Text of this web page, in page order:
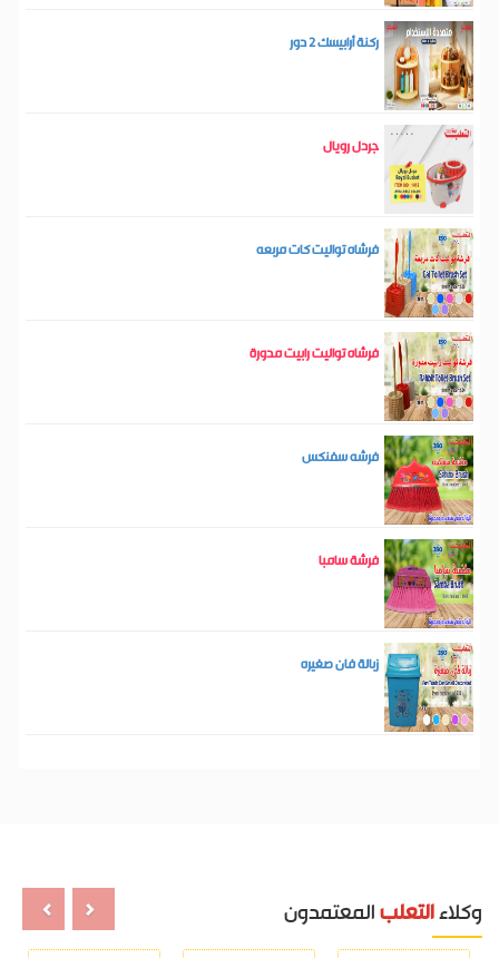
ركنة أرابيسك 2 دور
جردل رويال
فرشاه تواليت كات مربعه
فرشاه تواليت رابيت مدورة
فرشه سفنكس
فرشة سامبا
زبالة فان صغيره
وكلاء التعلب المعتمدون